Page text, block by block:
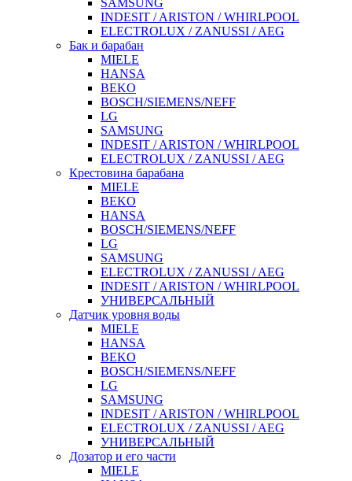
SAMSUNG
INDESIT / ARISTON / WHIRLPOOL
ELECTROLUX / ZANUSSI / AEG
Бак и барабан
MIELE
HANSA
BEKO
BOSCH/SIEMENS/NEFF
LG
SAMSUNG
INDESIT / ARISTON / WHIRLPOOL
ELECTROLUX / ZANUSSI / AEG
Крестовина барабана
MIELE
BEKO
HANSA
BOSCH/SIEMENS/NEFF
LG
SAMSUNG
ELECTROLUX / ZANUSSI / AEG
INDESIT / ARISTON / WHIRLPOOL
УНИВЕРСАЛЬНЫЙ
Датчик уровня воды
MIELE
HANSA
BEKO
BOSCH/SIEMENS/NEFF
LG
SAMSUNG
INDESIT / ARISTON / WHIRLPOOL
ELECTROLUX / ZANUSSI / AEG
УНИВЕРСАЛЬНЫЙ
Дозатор и его части
MIELE